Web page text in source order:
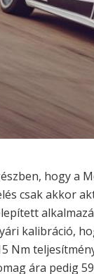
hogy a
csak akkor
kalibráció,
Nm
ára pedig